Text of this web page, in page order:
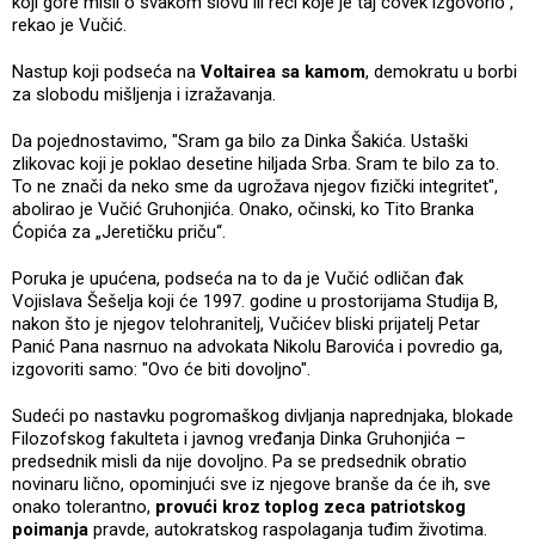
rekao je Vučić.
Nastup koji podseća na Voltairea sa kamom, demokratu u borbi
za slobodu mišljenja i izražavanja.
Da pojednostavimo, "Sram ga bilo za Dinka Šakića. Ustaški
zlikovac koji je poklao desetine hiljada Srba. Sram te bilo za to.
To ne znači da neko sme da ugrožava njegov fizički integritet",
abolirao je Vučić Gruhonjića. Onako, očinski, ko Tito Branka
Ćopića za „Jeretičku priču“.
Poruka je upućena, podseća na to da je Vučić odličan đak
Vojislava Šešelja koji će 1997. godine u prostorijama Studija B,
nakon što je njegov telohranitelj, Vučićev bliski prijatelj Petar
Panić Pana nasrnuo na advokata Nikolu Barovića i povredio ga,
izgovoriti samo: "Ovo će biti dovoljno".
Sudeći po nastavku pogromaškog divljanja naprednjaka, blokade
Filozofskog fakulteta i javnog vređanja Dinka Gruhonjića –
predsednik misli da nije dovoljno. Pa se predsednik obratio
novinaru lično, opominjući sve iz njegove branše da će ih, sve
onako tolerantno, provući kroz toplog zeca patriotskog
poimanja pravde, autokratskog raspolaganja tuđim životima.